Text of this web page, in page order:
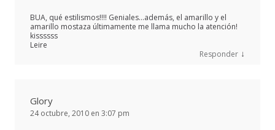
BUA, qué estilismos!!!! Geniales…además, el amarillo y el
amarillo mostaza últimamente me llama mucho la atención!
kissssss
Leire
Responder ↓
Glory
24 octubre, 2010 en 3:07 pm